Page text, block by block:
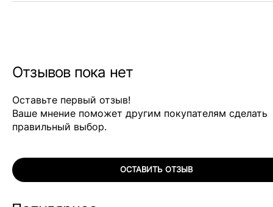
Отзывов пока нет
Оставьте первый отзыв!
Ваше мнение поможет другим покупателям сделать
правильный выбор.
ОСТАВИТЬ ОТЗЫВ